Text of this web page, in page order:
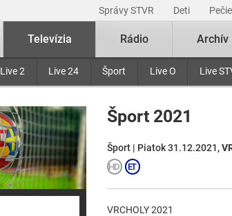
Správy STVR Deti
Televízia
Live 2 Live 24 Šport Live O Live
Rádio Archív
Šport 2021
Šport | Piatok 31.12.2021,
VRCHOLY 2021